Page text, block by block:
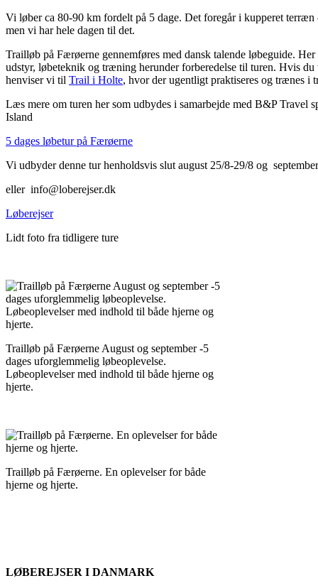
Vi løber ca 80-90 km fordelt på 5 dage. Det foregår i kupperet
men vi har hele dagen til det.
Trailløb på Færøerne gennemføres med dansk talende løbeguide.
udstyr, løbeteknik og træning herunder forberedelse til turen. Hvis
henviser vi til Trail i Holte, hvor der ugentligt praktiseres og trænes i
Læs mere om turen her som udbydes i samarbejde med B&P Travel
Island
5 dages løbetur på Færøerne
Vi udbyder denne tur henholdsvis slut august 25/8-29/8 og
eller info@loberejser.dk
Løberejser
Lidt foto fra tidligere ture
Trailløb på Færøerne August og september -5
dages uforglemmelig løbeoplevelse.
Løbeoplevelser med indhold til både hjerne og
hjerte.
Trailløb på Færøerne. En oplevelser for både
hjerne og hjerte.
LØBEREJSER I DANMARK